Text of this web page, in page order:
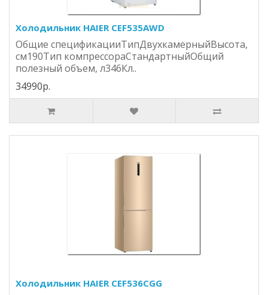
Холодильник HAIER CEF535AWD
Общие спецификацииТипДвухкамерныйВысота,
см190Тип компрессораСтандартныйОбщий
полезный объем, л346Кл..
34990р.
Холодильник HAIER CEF536CGG